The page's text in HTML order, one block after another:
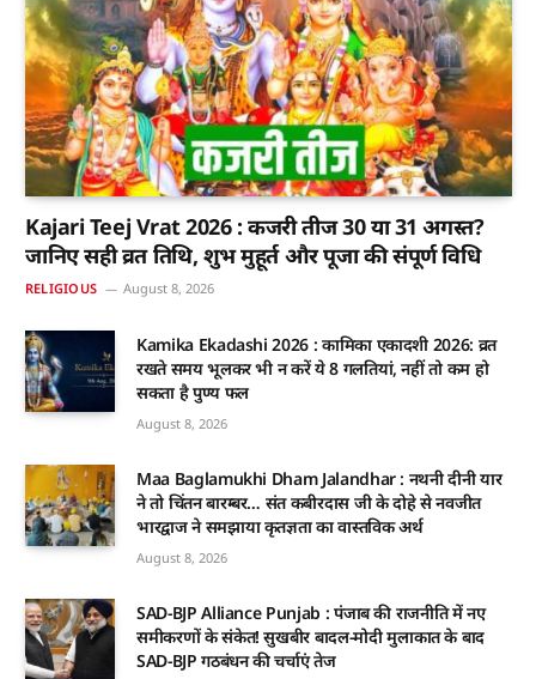
Kajari Teej Vrat 2026 : कजरी तीज 30 या 31 अगस्त?
जानिए सही व्रत तिथि, शुभ मुहूर्त और पूजा की संपूर्ण विधि
RELIGIOUS August 8, 2026
Kamika Ekadashi 2026 : कामिका एकादशी 2026: व्रत
रखते समय भूलकर भी न करें ये 8 गलतियां, नहीं तो कम हो
सकता है पुण्य फल
August 8, 2026
Maa Baglamukhi Dham Jalandhar : नथनी दीनी यार
ने तो चिंतन बारम्बर… संत कबीरदास जी के दोहे से नवजीत
भारद्वाज ने समझाया कृतज्ञता का वास्तविक अर्थ
August 8, 2026
SAD-BJP Alliance Punjab : पंजाब की राजनीति में नए
समीकरणों के संकेत! सुखबीर बादल-मोदी मुलाकात के बाद
SAD-BJP गठबंधन की चर्चाएं तेज